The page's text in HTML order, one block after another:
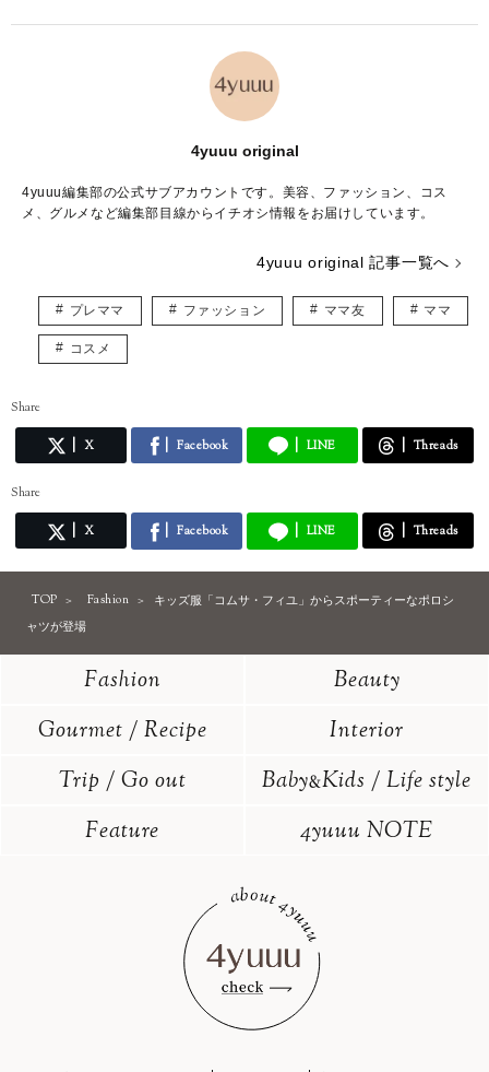
4yuuu original
4yuuu編集部の公式サブアカウントです。美容、ファッション、コス
メ、グルメなど編集部目線からイチオシ情報をお届けしています。
4yuuu original 記事一覧へ
プレママ ファッション ママ友 ママ
コスメ
Share
X Facebook LINE Threads
Share
X Facebook LINE Threads
TOP Fashion
キッズ服「コムサ・フィユ」からスポーティーなポロシ
ャツが登場
Fashion
Beauty
Gourmet / Recipe
Interior
Trip / Go out
Baby&Kids / Life style
Feature
4yuuu NOTE